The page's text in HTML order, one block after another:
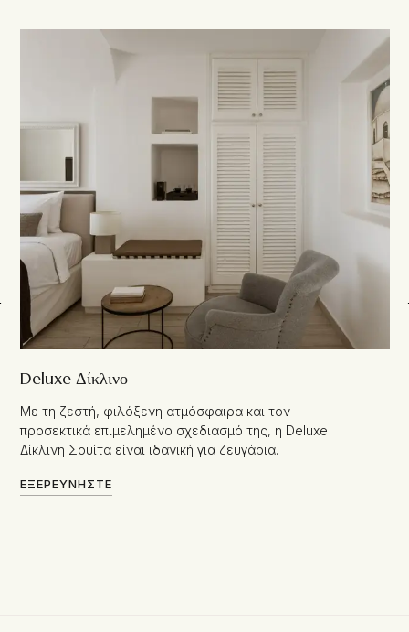
Deluxe Δίκλινο
Με τη ζεστή, φιλόξενη ατμόσφαιρα και τον
προσεκτικά επιμελημένο σχεδιασμό της, η Deluxe
Δίκλινη Σουίτα είναι ιδανική για ζευγάρια.
ΕΞΕΡΕΥΝΉΣΤΕ